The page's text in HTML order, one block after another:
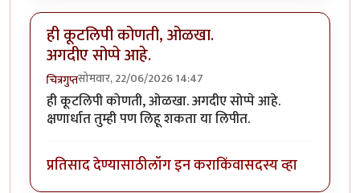
ही कूटलिपी कोणती, ओळखा.
अगदीए सोप्पे आहे.
चित्रगुप्तसोमवार, 22/06/2026 14:47
ही कूटलिपी कोणती, ओळखा. अगदीए सोप्पे आहे.
क्षणार्धात तुम्ही पण लिहू शकता या लिपीत.
प्रतिसाद देण्यासाठीलॉग इन कराकिंवासदस्य व्हा